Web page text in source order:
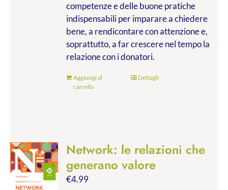
competenze e delle buone pratiche
indispensabili per imparare a chiedere
bene, a rendicontare con attenzione e,
soprattutto, a far crescere nel tempo la
relazione con i donatori.
Aggiungi al
carrello
Dettagli
Network: le relazioni che
generano valore
€4.99